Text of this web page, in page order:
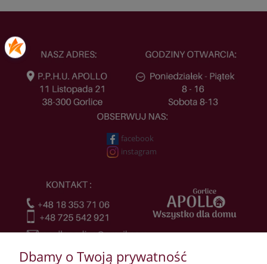
facebook
instagram
Dbamy o Twoją prywatność